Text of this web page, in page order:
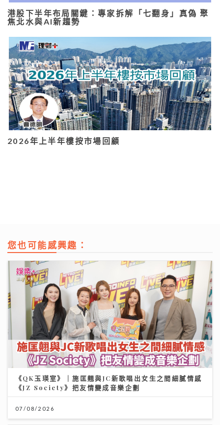
港股下半年布局關鍵：專家拆解「七翻身」真偽 聚
焦北水與AI新趨勢
2026年上半年樓按市場回顧
您也可能感興趣：
《QK玉瑛室》｜施匡翹與JC新歌唱出女生之間細膩情感
《JZ Society》把友情變成音樂企劃
07/08/2026